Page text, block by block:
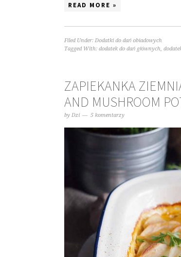
READ MORE »
Filed Under: Dodatki do dań obiadowych
Tagged With: dodatek do dań głównych,
ZAPIEKANKA
AND MUSHROOM
by Dzi 5 komentarzy